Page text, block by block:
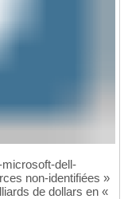
dell-
non-identifiées »
de dollars en «